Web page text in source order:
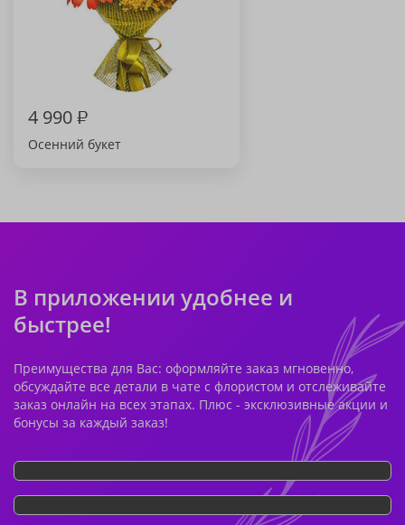
4 990₽
Осенний букет
В приложении удобнее и
быстрее!
Преимущества для Вас: оформляйте заказ мгновенно,
обсуждайте все детали в чате с флористом и отслеживайте
заказ онлайн на всех этапах. Плюс - эксклюзивные акции и
бонусы за каждый заказ!